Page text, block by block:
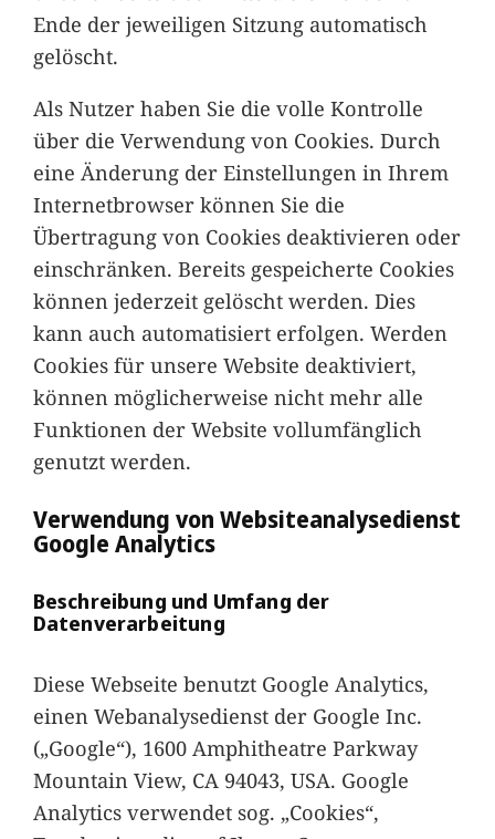
Ende der jeweiligen Sitzung automatisch
gelöscht.
Als Nutzer haben Sie die volle Kontrolle
über die Verwendung von Cookies. Durch
eine Änderung der Einstellungen in Ihrem
Internetbrowser können Sie die
Übertragung von Cookies deaktivieren oder
einschränken. Bereits gespeicherte Cookies
können jederzeit gelöscht werden. Dies
kann auch automatisiert erfolgen. Werden
Cookies für unsere Website deaktiviert,
können möglicherweise nicht mehr alle
Funktionen der Website vollumfänglich
genutzt werden.
Verwendung von Websiteanalysedienst
Google Analytics
Beschreibung und Umfang der
Datenverarbeitung
Diese Webseite benutzt Google Analytics,
einen Webanalysedienst der Google Inc.
(„Google“), 1600 Amphitheatre Parkway
Mountain View, CA 94043, USA. Google
Analytics verwendet sog. „Cookies“,